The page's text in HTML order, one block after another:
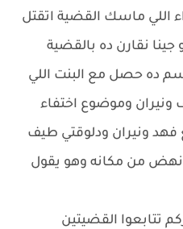
اللي ماسك القضية اتقتل
جينا نقارن ده بالقضية
ده حصل مع البنت اللي
ونيران وموضوع اختفاء
ونيران ودلوقتي طيف
من مكانه وهو يقول
تتابعوا القضيتين